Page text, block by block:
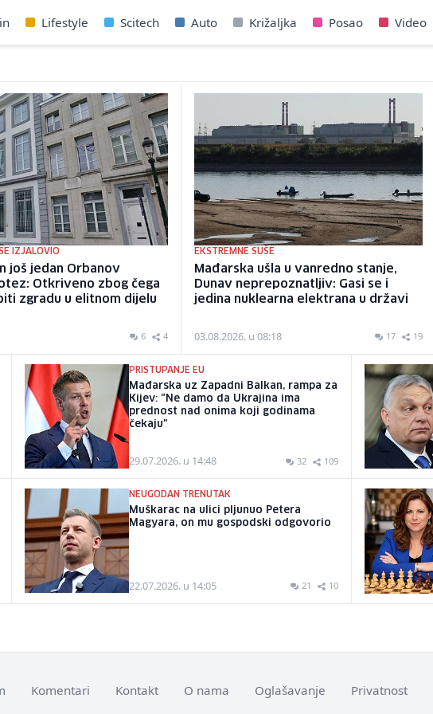
Lifestyle Scitech Auto Križaljka Posao Video
IZJALOVIO
još jedan Orbanov
Otkriveno zbog čega
zgradu u elitnom dijelu
6 4
EKSTREMNE SUŠE
Mađarska ušla u vanredno stanje,
Dunav neprepoznatljiv: Gasi se i
jedina nuklearna elektrana u državi
03.08.2026. u 08:18 17 19
PRISTUPANJE EU
Mađarska uz Zapadni Balkan, rampa za
Kijev: "Ne damo da Ukrajina ima
prednost nad onima koji godinama
čekaju"
29.07.2026. u 14:48 32 109
NEUGODAN TRENUTAK
Muškarac na ulici pljunuo Petera
Magyara, on mu gospodski odgovorio
22.07.2026. u 14:05 21 10
Komentari Kontakt O nama Oglašavanje Privatnost